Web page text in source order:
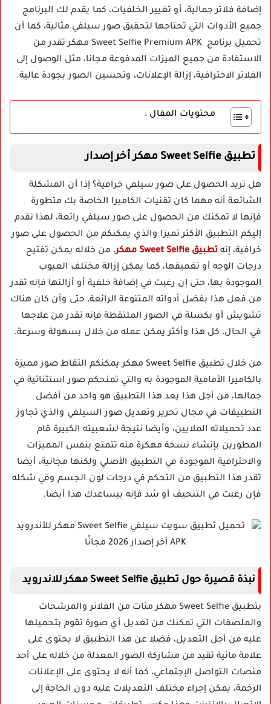
إضافة فلاتر جمالية، أو تغيير الخلفيات، كما يقدم لك البرنامج
جميع الأدوات التي تحتاجها لتحقيق صور سيلفي مثالية، كما أن
تحميل برنامج Sweet Selfie Premium APK مهكر تقدر من
الاستفادة من جميع الميزات المدفوعة مجانا، مثل الوصول إلى
الفلاتر الاحترافية، إزالة الإعلانات، وتحسين الصور بجودة عالية.
محتويات المقال :
تطبيق Sweet Selfie مهكر أخر إصدار
هل تريد الحصول على صور سيلفي خرافية؟ إذا أن المشكلة
الشائعة أنه مهما كان تقنيات الكاميرا الخاصة بك متطورة
فإنها لا تمكنك من الحصول على صور سيلفي رائعة، لهذا نقدم
إليكم التطبيق الأكثر تميزا والذي يمكنكم من الحصول على صور
خرافية، إنه تطبيق Sweet Selfie مهكر
، من خلاله يمكن تفتيح
درجات الوجه أو تغميقها، كما يمكن إزالة مختلف العيوب
الموجودة بها، حتى إن رغبت في إضافة خلفية أو أزالتها فإنه تقدر
من فعل هذا بفضل أدواته المتنوعة الرائعة، حتى وأن كان هناك
تشويش أو بكسلة في الصور الملتقطة فإنه تقدر من علاجها
في الحال، كل هذا وأكثر يمكن عمله من خلال بسهولة وسرعة.
من خلال تطبيق Sweet Selfie مهكر يمكنكم التقاط صور مميزة
بالكاميرا الأمامية الموجودة به والتي تمنحكم صور استثنائية في
جمالها، من أجل هذا يعد هذا التطبيق هو واحد من أفضل
التطبيقات في مجال تحرير وتعديل صور السيلفي والذي تجاوز
عدد تحميلاته الملايين، وأيضا نتيجة لشعبيته الكبيرة قام
المطورين بإنشاء نسخة مهكرة منه تتمتع بنفس المميزات
والاحترافية الموجودة في التطبيق الأصلي ولكنها مجانية، أيضا
تقدر هذا التطبيق من التحكم في درجات لون الجسم وفي شكله
فإن رغبت في التنحيف أو شد فإنه بيساعدك هذا أيضا.
نبذة قصيرة حول تطبيق Sweet Selfie مهكر للاندرويد
بتطبيق Sweet Selfie مهكر مئات من الفلاتر والمرشحات
والملصقات التي تمكنك من تعديل أي صورة تقوم بتحميلها
عليه من أجل التعديل، فضلا عن هذا التطبيق لا يحتوى على
علامة مائية تقيد من مشاركة الصور المعدلة من خلاله على أحد
منصات التواصل الإجتماعي، كما أنه لا يحتوى على الإعلانات
الرخمة، يمكن إجراء مختلف التعديلات عليه دون الحاجة إلى